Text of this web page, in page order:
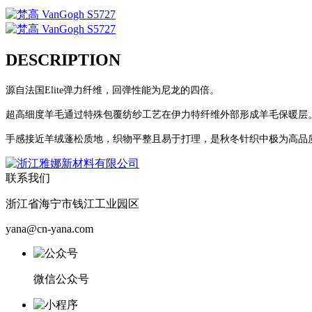
DESCRIPTION
源自法国Elite弹力纤维，回弹性能为尼龙的四倍。
超高细度羊毛通过特殊包覆纺纱工艺在伊力特纤维外部形成羊毛保暖层。
手感接近羊绒蓬松质地，织物平整且易于打理，是秋冬针织中极为高品
联系我们
浙江省海宁市钱江工业园区
yana@cn-yana.com
微信公众号